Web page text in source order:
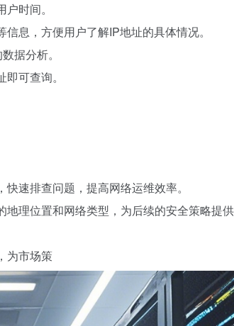
时间。
息，方便用户了解IP地址的具体情况。
据分析。
可查询。
速排查问题，提高网络运维效率。
理位置和网络类型，为后续的安全策略提供
为市场策